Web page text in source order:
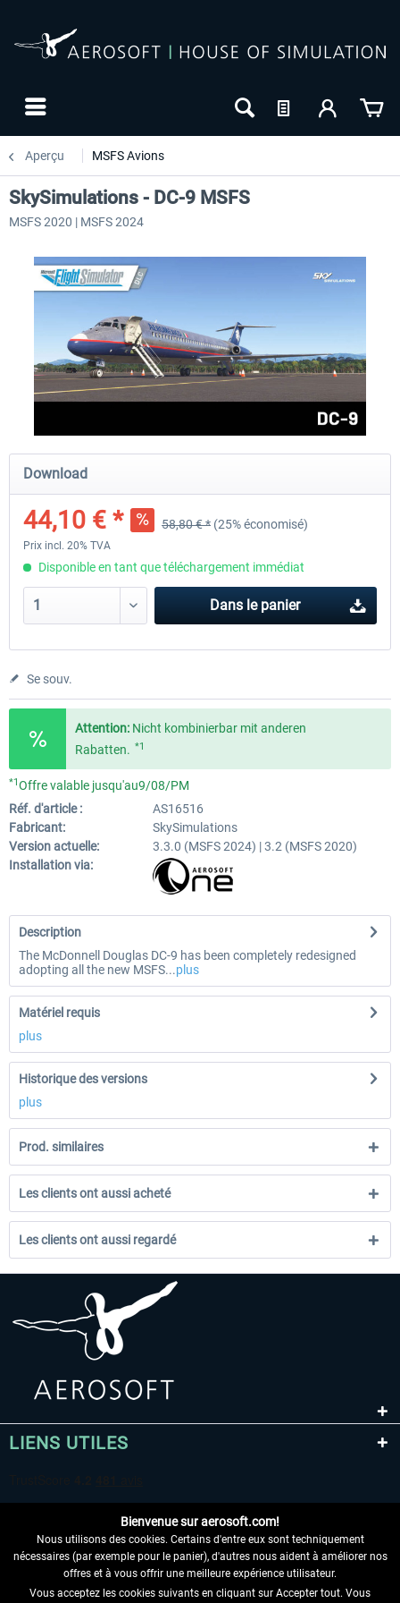
Aperçu MSFS Avions
FlightSim Studio - E-Jets 170/175
40,29 € *
SkySimulations - DC-9 MSFS
MSFS 2020 | MSFS 2024
Download
44,10 € * 58,80 € * (25% économisé)
Prix incl. 20% TVA
Disponible en tant que téléchargement immédiat
Dans le panier
Se souv.
Attention: Nicht kombinierbar mit anderen
Rabatten. *1
*1Offre valable jusqu'au9/08/PM
Réf. d'article :
AS16516
Fabricant:
SkySimulations
Version actuelle:
3.3.0 (MSFS 2024) | 3.2 (MSFS 2020)
Installation via:
Description
The McDonnell Douglas DC-9 has been completely redesigned
adopting all the new MSFS...plus
Matériel requis
plus
Historique des versions
plus
Prod. similaires
Les clients ont aussi acheté
Les clients ont aussi regardé
LIENS UTILES
Bienvenue sur aerosoft.com!
Nous utilisons des cookies. Certains d'entre eux sont techniquement
nécessaires (par exemple pour le panier), d'autres nous aident à améliorer nos
offres et à vous offrir une meilleure expérience utilisateur.
Vous acceptez les cookies suivants en cliquant sur Accepter tout. Vous